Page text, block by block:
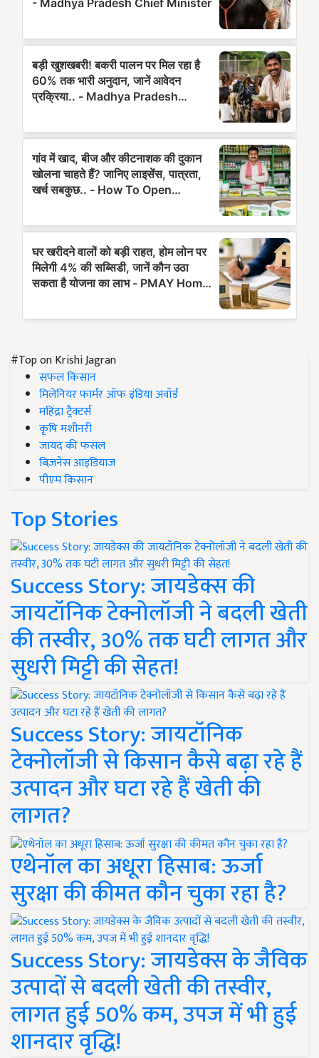
#Top on Krishi Jagran
सफल किसान
मिलेनियर फार्मर ऑफ इंडिया अवॉर्ड
महिंद्रा ट्रैक्टर्स
कृषि मशीनरी
जायद की फसल
बिज़नेस आइडियाज
पीएम किसान
Top Stories
Success Story: जायडेक्स की
जायटॉनिक टेक्नोलॉजी ने बदली खेती
की तस्वीर, 30% तक घटी लागत और
सुधरी मिट्टी की सेहत!
Success Story: जायटॉनिक
टेक्नोलॉजी से किसान कैसे बढ़ा रहे हैं
उत्पादन और घटा रहे हैं खेती की
लागत?
एथेनॉल का अधूरा हिसाब: ऊर्जा
सुरक्षा की कीमत कौन चुका रहा है?
Success Story: जायडेक्स के जैविक
उत्पादों से बदली खेती की तस्वीर,
लागत हुई 50% कम, उपज में भी हुई
शानदार वृद्धि!